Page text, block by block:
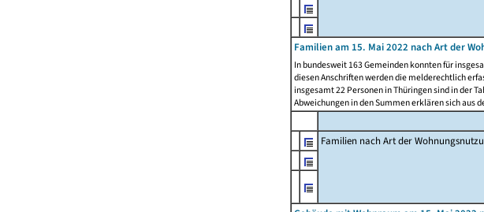
Familien am 15. Mai 2022 nach Art der
In bundesweit 163 Gemeinden konnten für
diesen Anschriften werden die melderechtlich
insgesamt 22 Personen in Thüringen sind in der
Abweichungen in den Summen erklären sich aus
Familien nach Art der